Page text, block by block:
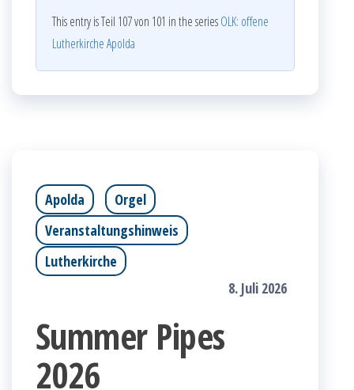
This entry is Teil 107 von 101 in the seriesOLK: offene
Lutherkirche Apolda
Apolda
Orgel
Veranstaltungshinweis
Lutherkirche
8. Juli 2026
Summer Pipes
2026